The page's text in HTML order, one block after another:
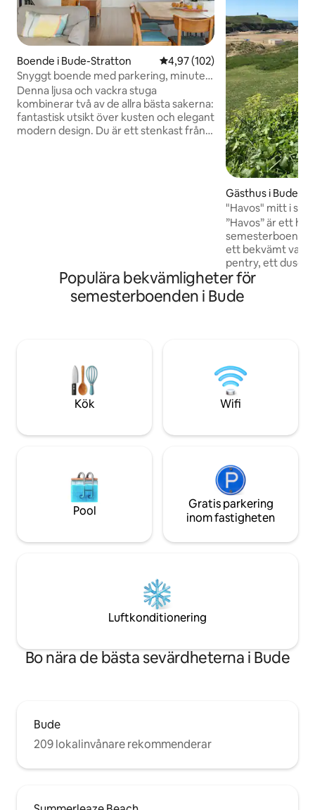
Boende i Bude-Stratton 4,97 av 5 i genomsnittligt
4,97 (102)
Snyggt boende med parkering, minuter
från stranden
Denna ljusa och vackra stuga
kombinerar två av de allra bästa sakerna:
fantastisk utsikt över kusten och elegant
modern design. Du är ett stenkast från
avkopplande.
Gästhus i Bude-
"Havos" mitt i
”Havos” är ett
semesterboende
ett bekvämt
pentry, ett
garderob/ett
Utomhus finns
surfbrädor och
sovrummet finns
separat
inredda och med
trevlig Cornish-
Populära bekvämligheter för
semesterboenden i Bude
Kök Wifi
Pool
Gratis parkering
inom fastigheten
Luftkonditionering
Bo nära de bästa sevärdheterna i Bude
Bude
209 lokalinvånare rekommenderar